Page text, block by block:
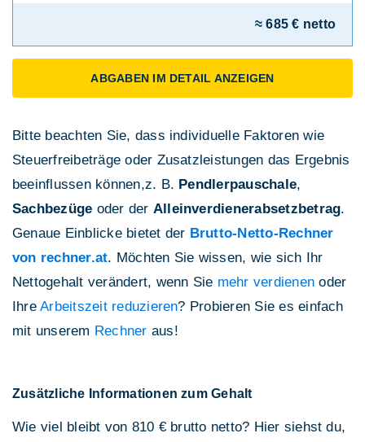
≈ 685 € netto
ABGABEN IM DETAIL ANZEIGEN
Bitte beachten Sie, dass individuelle Faktoren wie
Steuerfreibeträge oder Zusatzleistungen das Ergebnis
beeinflussen können,z. B. Pendlerpauschale,
Sachbezüge oder der Alleinverdienerabsetzbetrag.
Genaue Einblicke bietet der Brutto-Netto-Rechner
von rechner.at. Möchten Sie wissen, wie sich Ihr
Nettogehalt verändert, wenn Sie mehr verdienen oder
IhreArbeitszeit reduzieren? Probieren Sie es einfach
mit unserem Rechner aus!
Zusätzliche Informationen zum Gehalt
Wie viel bleibt von 810 € brutto netto? Hier siehst du,